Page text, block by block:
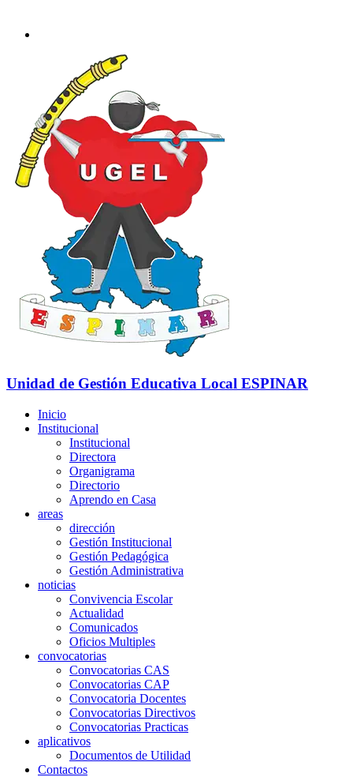
Unidad de Gestión Educativa Local ESPINAR
Inicio
Institucional
Institucional
Directora
Organigrama
Directorio
Aprendo en Casa
areas
dirección
Gestión Institucional
Gestión Pedagógica
Gestión Administrativa
noticias
Convivencia Escolar
Actualidad
Comunicados
Oficios Multiples
convocatorias
Convocatorias CAS
Convocatorias CAP
Convocatoria Docentes
Convocatorias Directivos
Convocatorias Practicas
aplicativos
Documentos de Utilidad
Contactos